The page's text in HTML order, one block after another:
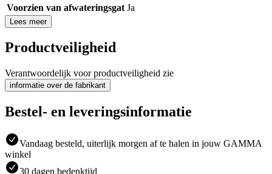
Voorzien van afwateringsgat Ja
Lees meer
Productveiligheid
Verantwoordelijk voor productveiligheid zie
informatie over de fabrikant
Bestel- en leveringsinformatie
Vandaag besteld, uiterlijk morgen af te halen in jouw GAMMA
winkel
30 dagen bedenktijd